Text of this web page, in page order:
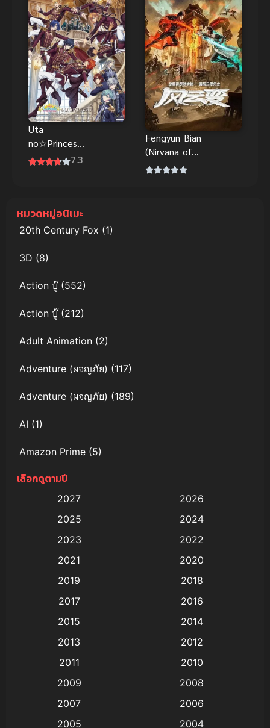
Uta
no☆Princesa
ma♪ Movie7.3
Fengyun Bian
(Nirvana of
Storm Rider)
หมวดหมู่อนิเมะ
20th Century Fox(1)
3D (8)
Action บู๊(552)
Action บู๊(212)
Adult Animation (2)
Adventure (ผจญภัย) (117)
Adventure (ผจญภัย) (189)
AI (1)
Amazon Prime (5)
Anal (ประตูหลัง)
Animation การ์ตูน
Animation อนิเมะ
Animation แอนิเมชัน
(9)
Big tits (นมใหญ่)
เลือกดูตามปี
2027
2026
2025
2024
2023
2022
2021
2020
2019
2018
2017
2016
2015
2014
2013
2012
2011
2010
2009
2008
2007
2006
2005
2004